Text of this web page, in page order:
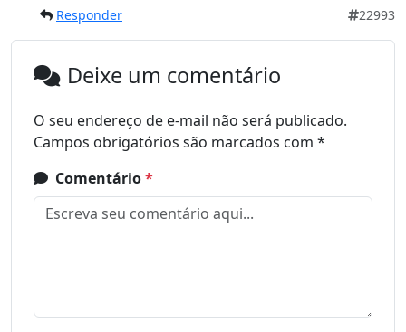
Responder 22993
Deixe um comentário
O seu endereço de e-mail não será publicado.
Campos obrigatórios são marcados com *
Comentário*